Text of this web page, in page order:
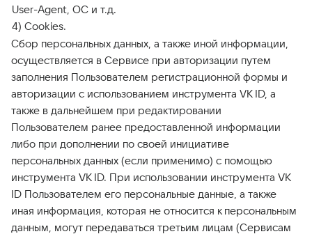
User-Agent, ОС и т.д.
4) Cookies.
Сбор персональных данных, а также иной информации,
осуществляется в Сервисе при авторизации путем
заполнения Пользователем регистрационной формы и
авторизации с использованием инструмента VK ID, а
также в дальнейшем при редактировании
Пользователем ранее предоставленной информации
либо при дополнении по своей инициативе
персональных данных (если применимо) с помощью
инструмента VK ID. При использовании инструмента VK
ID Пользователем его персональные данные, а также
иная информация, которая не относится к персональным
данным, могут передаваться третьим лицам (Сервисам